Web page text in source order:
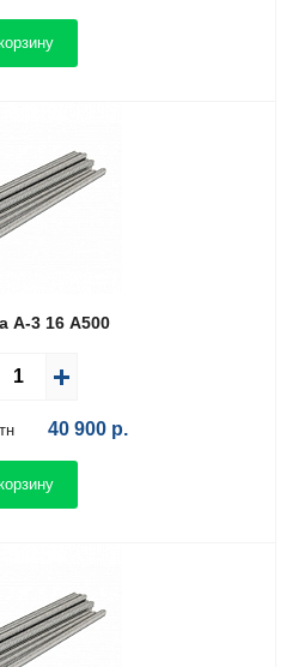
А-3 16 А500
40 900р.